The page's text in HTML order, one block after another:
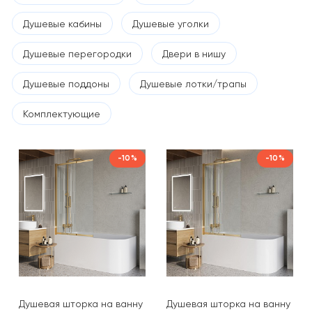
Душевые кабины Душевые уголки
Душевые перегородки Двери в нишу
Душевые поддоны Душевые лотки/трапы
Комплектующие
-10%
Душевая шторка на ванну
-10%
Душевая шторка на ванну